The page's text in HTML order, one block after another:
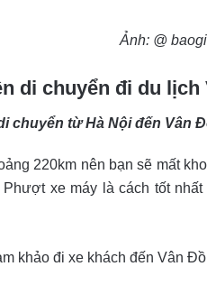
Ảnh: @
di chuyển đi du lịch
chuyển từ Hà Nội đến Vân
220km nên bạn sẽ mất
xe máy là cách tốt
khảo đi xe khách đến Vân